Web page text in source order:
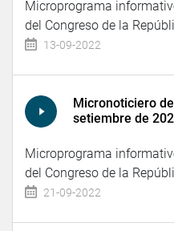
Microprograma
del Congreso de la
13-09-2022
Micronoticiero
setiembre de
Microprograma
del Congreso de la
21-09-2022